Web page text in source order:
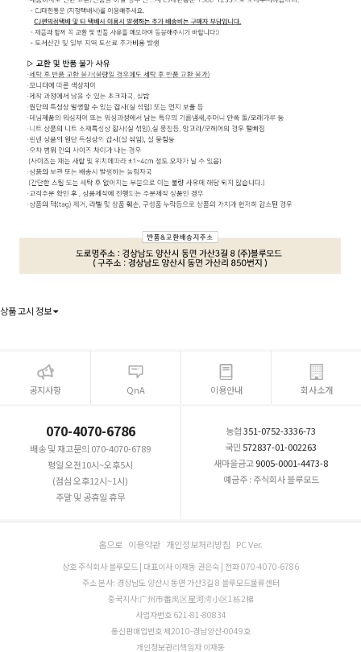
상품 고시 정보
공지사항 QnA 이용안내 회사소개
070-4070-6786
배송 및 재고문의 070-4070-6789
평일 오전10시~오후5시
(점심 오후12시~1시)
주말 및 공휴일 휴무
농협351-0752-3336-73
국민 572837-01-002263
새마을금고9005-0001-4473-8
예금주 : 주식회사 블루모드
홈으로 이용약관 개인정보처리방침 PC Ver.
상호 주식회사 블루모드 | 대표이사 이재동 권은숙 | 전화 070-4070-6786
주소 본사: 경상남도 양산시 동면 가산3길 8 블루모드물류센터
중국지사:广州市番禺区星河湾小区1栋2梯
사업자번호 621-81-80834
통신판매업번호 제2010-경남양산-0049호
개인정보관리책임자 이재동